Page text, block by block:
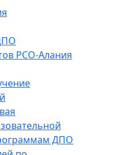
РСО-Алания
ДПО